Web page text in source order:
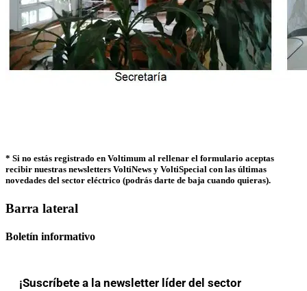
* Si no estás registrado en Voltimum al rellenar el formulario aceptas
recibir nuestras newsletters VoltiNews y VoltiSpecial con las últimas
novedades del sector eléctrico (podrás darte de baja cuando quieras).
Barra lateral
Boletín informativo
¡Suscríbete a la newsletter líder del sector